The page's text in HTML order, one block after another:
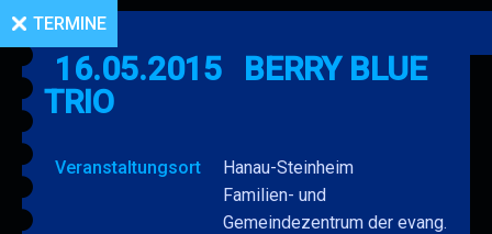
TERMINE
16.05.2015
BERRY BLUE
TRIO
Veranstaltungsort
Hanau-Steinheim
Familien- und
Gemeindezentrum der evang.